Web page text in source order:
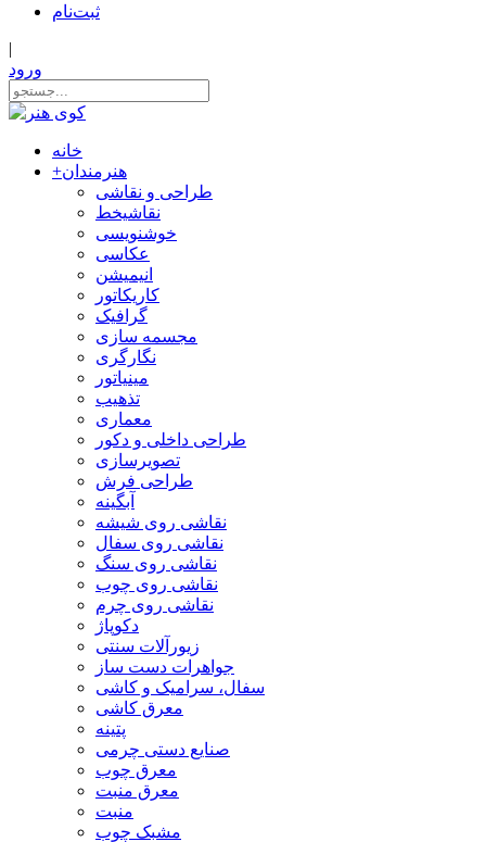
ثبت‌نام
|
ورود
خانه
+هنرمندان
طراحی و نقاشی
نقاشیخط
خوشنویسی
عکاسی
انیمیشن
کاریکاتور
گرافیک
مجسمه سازی
نگارگری
مینیاتور
تذهیب
معماری
طراحی داخلی و دکور
تصویرسازی
طراحی فرش
آبگینه
نقاشی روی شیشه
نقاشی روی سفال
نقاشی روی سنگ
نقاشی روی چوب
نقاشی روی چرم
دکوپاژ
زیورآلات سنتی
جواهرات دست ساز
سفال، سرامیک و کاشی
معرق کاشی
پتینه
صنایع دستی چرمی
معرق چوب
معرق منبت
منبت
مشبک چوب